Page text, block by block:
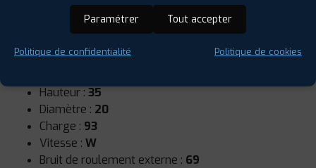
Runflat :Non
Hauteur : 35
Diamètre : 20
Charge : 93
Vitesse : W
Bruit de roulement externe : 69
Paramétrer Tout accepter
Politique de confidentialité Politique de cookies